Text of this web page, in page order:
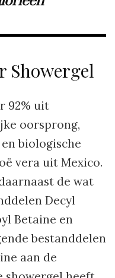
Showergel
92% uit
oorsprong,
biologische
vera uit Mexico.
de wat
Decyl
Betaine en
bestanddelen
aan de